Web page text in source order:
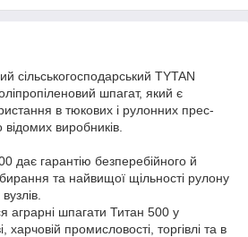
сільськогосподарський TYTAN
шпагат, який є
в тюкових і рулонних прес-
відомих виробників.
дає гарантію безперебійного й
та найвищої щільності рулону
аграрні шпагати Титан 500 у
харчовій промисловості, торгівлі та в